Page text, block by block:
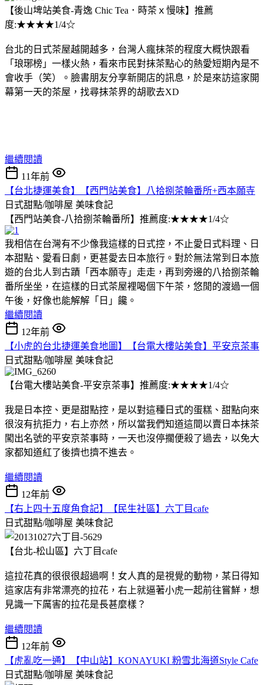
【後山埤站美食-青逸 Chic Tea．時茶ｘ慢味】推薦
度:★★★★1/4☆
台北的日式茶屋越開越多，台灣人瘋抹茶的程度大概快跟看
「琅琊榜」一樣火熱，看來市民對抹茶點心的熱愛短期內是不
會收手（笑）。臉書朋友分享新開店的訊息，於是來訪這家開
幕第一天的茶屋，找尋抹茶界的胡歌去XD
繼續閱讀
11年前
【台北捷運美食】【西門站美食】八拾捌茶輪番所+西本願寺
日式甜點/咖啡屋 美味食記
【西門站美食-八拾捌茶輪番所】推薦度:★★★★1/4☆
我相信在台灣有不少像我這樣的日式控，不止愛日式料理、日
本甜點、愛看日劇，更甚愛去日本旅行。對於無法常到日本旅
遊的台北人到古蹟「西本願寺」走走，再到旁邊的八拾捌茶輪
番所坐坐，在這樣的日式茶屋裡喝個下午茶，悠閒的渡過一個
午後，好像也能解解「日」饞。
繼續閱讀
12年前
【小虎的台北捷運美食地圖】【台電大樓站美食】平安京茶事
日式甜點/咖啡屋 美味食記
【台電大樓站美食-平安京茶事】推薦度:★★★★1/4☆
我是日本控、更是甜點控，是以對這種日式的蛋糕、甜點向來
很沒有抗拒力，右上亦然，所以當我們知道這間以賣日本抹茶
闖出名號的平安京茶事時，一天也沒停擱便殺了過去，以免大
家都知道紅了後擠也擠不進去。
繼續閱讀
12年前
【右上四十五度角食記】【民生社區】六丁目cafe
日式甜點/咖啡屋 美味食記
【台北-松山區】六丁目cafe
這拉花真的很很很超過啊！女人真的是視覺的動物，某日得知
這家店有非常漂亮的拉花，右上就逼著小虎一起前往嘗鮮，想
見識一下厲害的拉花是長甚麼樣？
繼續閱讀
12年前
【虎亂吃一通】【中山站】KONAYUKI 粉雪北海道Style Cafe
日式甜點/咖啡屋 美味食記